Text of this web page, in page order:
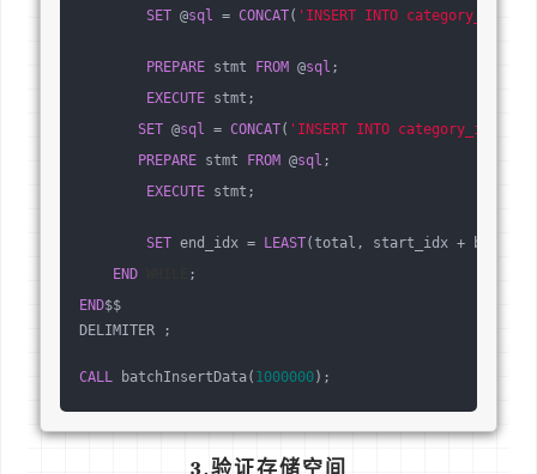
SET @sql = CONCAT( 'INSERT INTO
PREPARE stmt FROM @sql ;
EXECUTE stmt;
SET @sql = CONCAT( 'INSERT INTO
PREPARE stmt FROM @sql ;
EXECUTE stmt;
SET end_idx = LEAST(total, start_idx +
END
;
END$$
DELIMITER ;
CALL batchInsertData( 1000000);
3.验证存储空间